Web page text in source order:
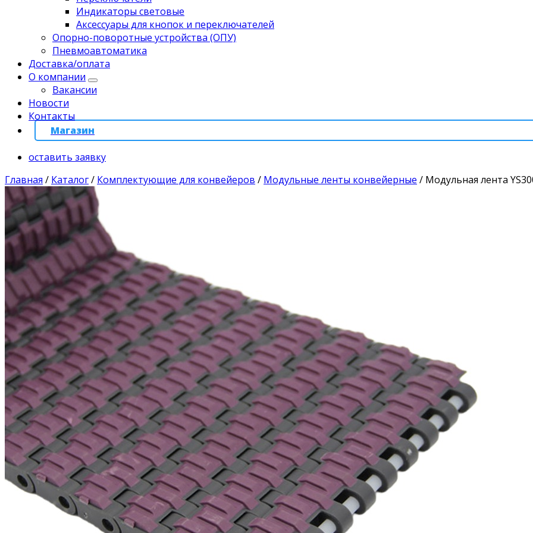
Индикаторы световые
Аксессуары для кнопок и переключателей
Опорно-поворотные устройства (ОПУ)
Пневмоавтоматика
Доставка/оплата
О компании
Вакансии
Новости
Контакты
Магазин
оставить заявку
Главная / Каталог/ Комплектующие для конвейеров / Модульные ленты конвейерные / Модульная лента